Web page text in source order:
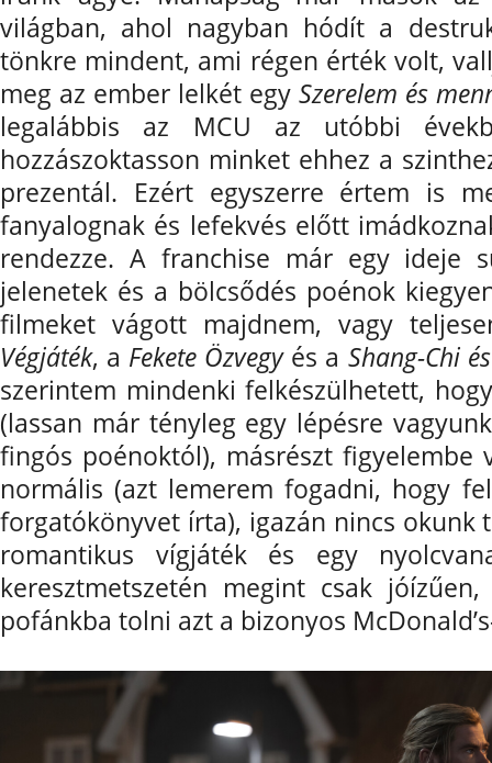
világban, ahol nagyban hódít a
tönkre mindent, ami régen érték volt,
meg az ember lelkét egy Szerelem és
legalábbis az MCU az utóbbi
hozzászoktasson minket ehhez a
prezentál. Ezért egyszerre értem is
fanyalognak és lefekvés előtt
rendezze. A franchise már egy ideje
jelenetek és a bölcsődés poénok
filmeket vágott majdnem, vagy
Végjáték, a Fekete Özvegyés a Shang-Chi
szerintem mindenki felkészülhetett,
(lassan már tényleg egy lépésre
fingós poénoktól), másrészt figyelembe
normális (azt lemerem fogadni, hogy
forgatókönyvet írta), igazán nincs okunk
romantikus vígjáték és egy
keresztmetszetén megint csak
pofánkba tolni azt a bizonyos